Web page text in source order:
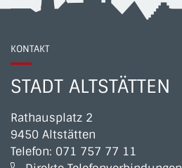
KONTAKT
STADT ALTSTÄTTEN
Rathausplatz 2
9450 Altstätten
Telefon: 071 757 77 11